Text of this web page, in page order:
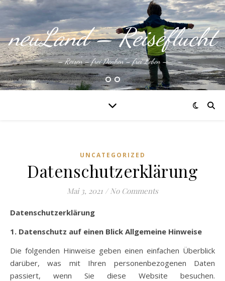
neuLand – Reiseflucht
– Reisen – frei Denken – frei Leben –
UNCATEGORIZED
Datenschutzerklärung
Mai 3, 2021 / No Comments
Datenschutzerklärung
1. Datenschutz auf einen Blick Allgemeine Hinweise
Die folgenden Hinweise geben einen einfachen Überblick
darüber, was mit Ihren personenbezogenen Daten
passiert, wenn Sie diese Website besuchen.